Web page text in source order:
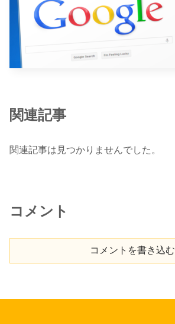
関連記事
関連記事は見つかりませんでした。
コメント
コメントを書き込む